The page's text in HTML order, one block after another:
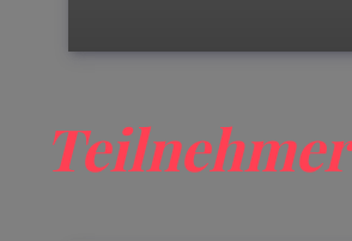
Teilnehmer